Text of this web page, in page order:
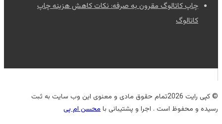
چاپ کاتالوگ مقرون به صرفه: نکات کاهش هزینه چاپ
کاتالوگ
© کپی رایت 2026تمام حقوق مادی و معنوی این وب سایت به ثبت
رسیده و محفوظ است . اجرا و پشتیبانی بامحسن ام پی